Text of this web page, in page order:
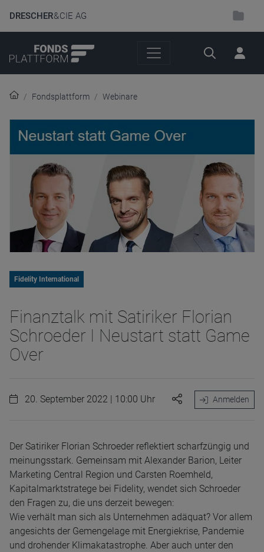
DRESCHER& CIE AG
Suche
Fondsplattform Webinare
Fidelity International
Finanztalk mit Satiriker Florian
Schroeder I Neustart statt Game
Over
20. September 2022 | 10:00 Uhr Anmelden
Der Satiriker Florian Schroeder reflektiert scharfzüngig und
meinungsstark. Gemeinsam mit Alexander Barion, Leiter
Marketing Central Region und Carsten Roemheld,
Kapitalmarktstratege bei Fidelity, wendet sich Schroeder
den Fragen zu, die uns derzeit bewegen:
Wie verhält man sich als Unternehmen adäquat? Vor allem
angesichts der Gemengelage mit Energiekrise, Pandemie
und drohender Klimakatastrophe. Aber auch unter den